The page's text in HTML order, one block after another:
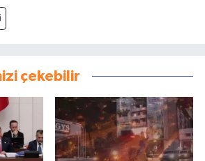
çekebilir